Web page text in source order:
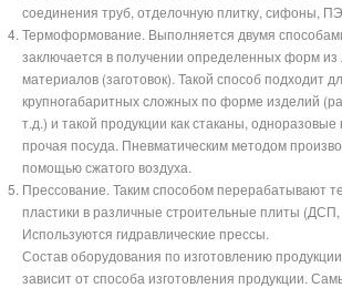
соединения труб, отделочную плитку, сифоны,
Термоформование. Выполняется двумя
заключается в получении определенных форм из
материалов (заготовок). Такой способ подходит
крупногабаритных сложных по форме изделий
т.д.) и такой продукции как стаканы,
прочая посуда. Пневматическим методом
помощью сжатого воздуха.
Прессование. Таким способом перерабатывают
пластики в различные строительные плиты
Используются гидравлические прессы.
Состав оборудования по изготовлению
зависит от способа изготовления продукции.